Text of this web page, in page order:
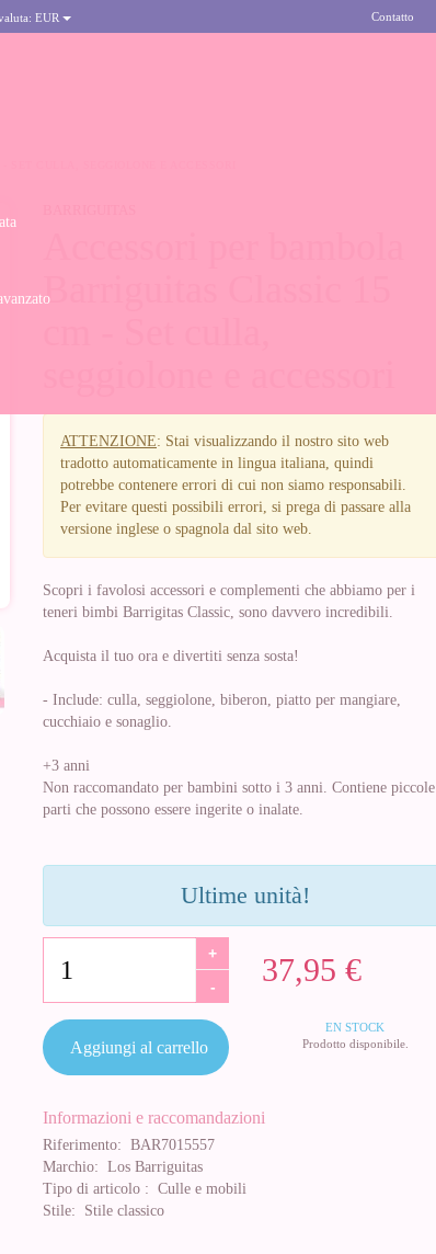
EUR Contatto
Barriguitas Classic 15
ATTENZIONE: Stai visualizzando il nostro sito web
tradotto automaticamente in lingua italiana, quindi
potrebbe contenere errori di cui non siamo responsabili.
Per evitare questi possibili errori, si prega di passare alla
versione inglese o spagnola dal sito web.
Scopri i favolosi accessori e complementi che abbiamo per i
teneri bimbi Barrigitas Classic, sono davvero incredibili.
Acquista il tuo ora e divertiti senza sosta!
- Include: culla, seggiolone, biberon, piatto per mangiare,
cucchiaio e sonaglio.
+3 anni
Non raccomandato per bambini sotto i 3 anni. Contiene piccole
parti che possono essere ingerite o inalate.
Ultime unità!
37,95 €
+
-
EN STOCK
Prodotto disponibile.
Aggiungi al carrello
Informazioni e raccomandazioni
Riferimento: BAR7015557
Marchio: Los Barriguitas
Tipo di articolo : Culle e mobili
Stile: Stile classico